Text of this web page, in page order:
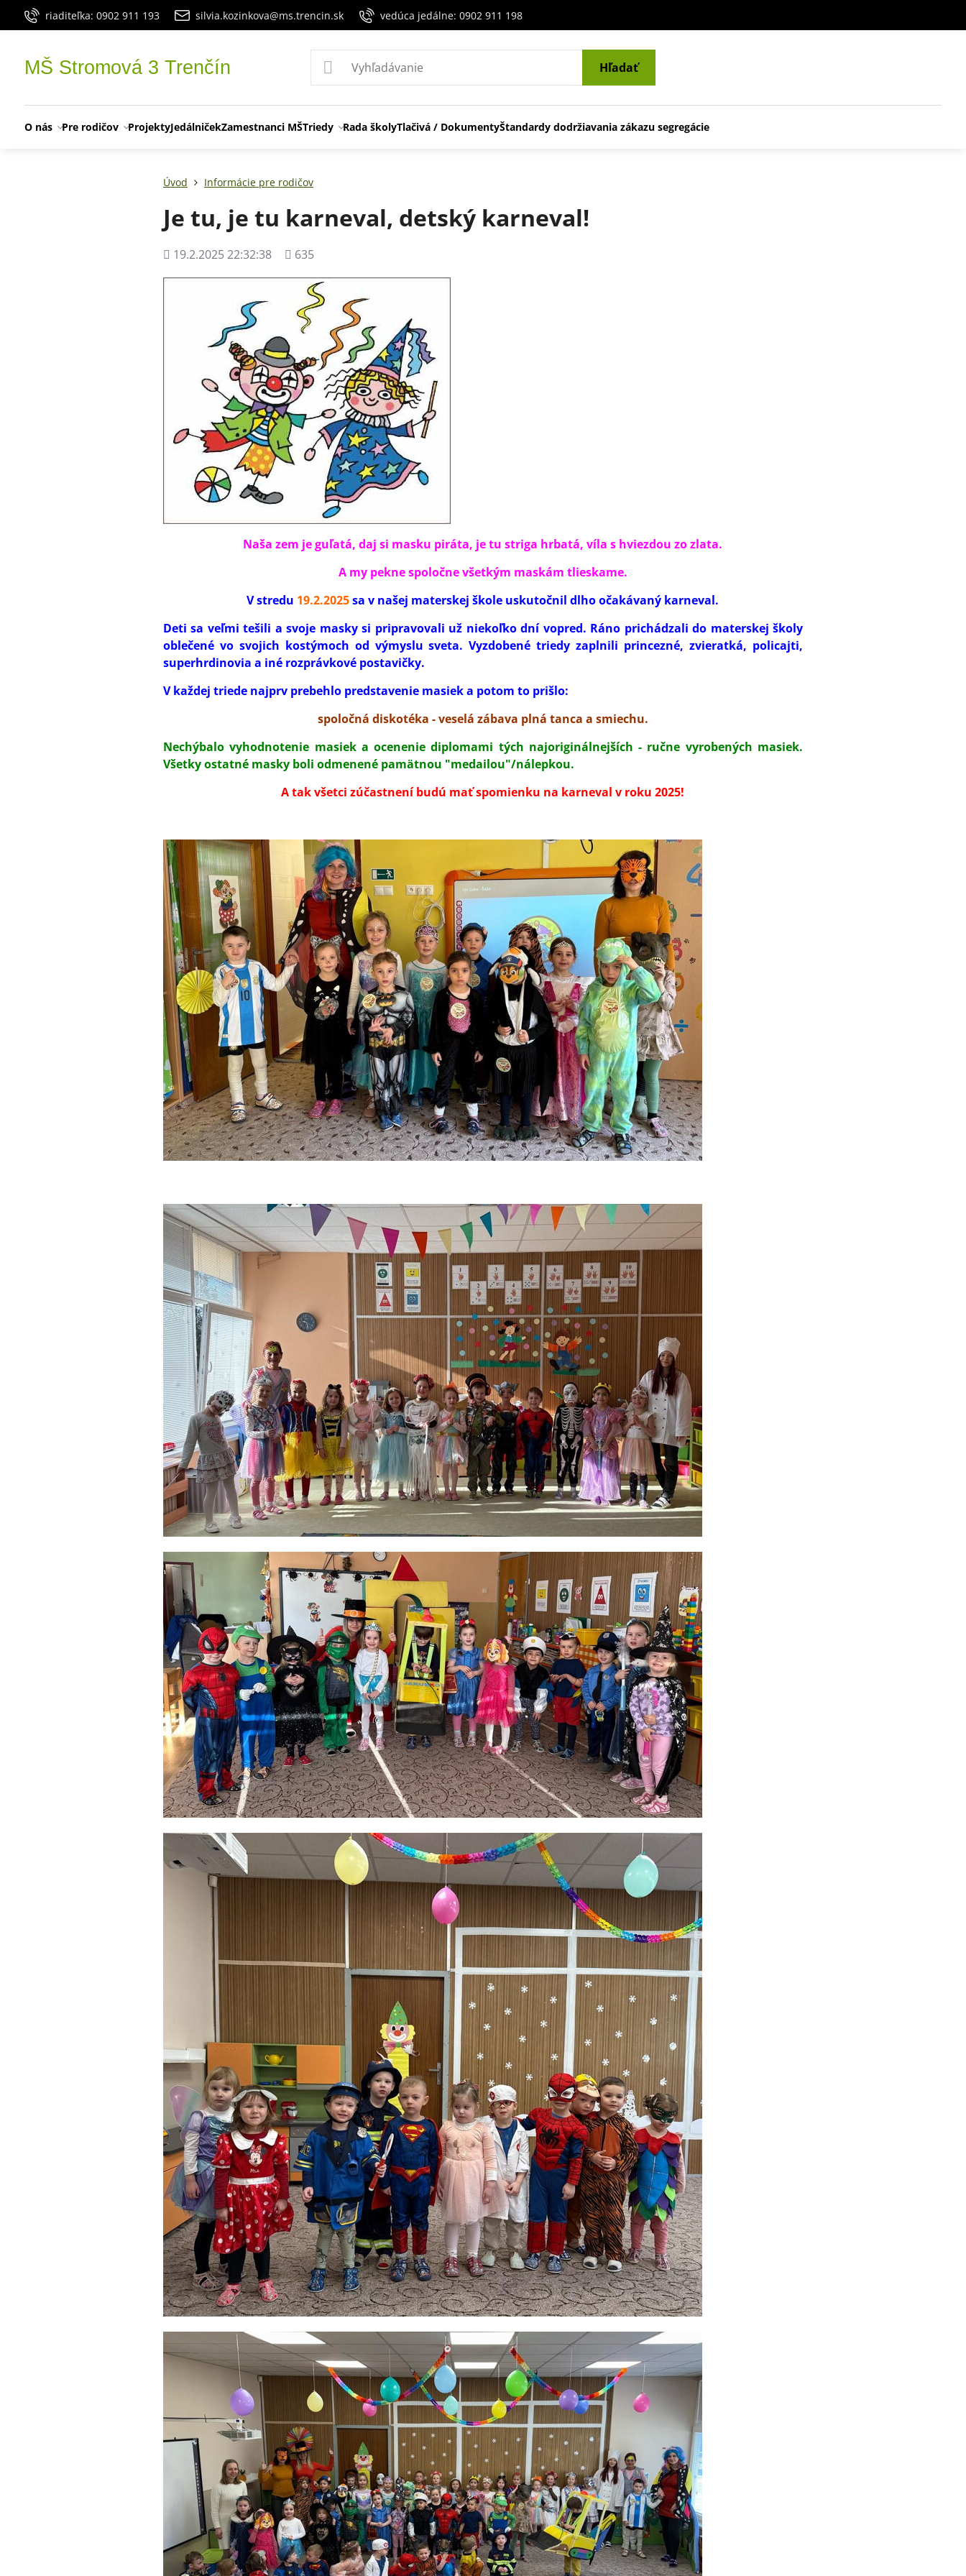
riaditeľka: 0902 911 193 silvia.kozinkova@ms.trencin.sk vedúca jedálne: 0902 911 198
MŠ Stromová 3 Trenčín Hľadať
O nás Pre rodičov ProjektyJedálničekZamestnanci MŠTriedy Rada školyTlačivá / DokumentyŠtandardy dodržiavania zákazu segregácie
Úvod Informácie pre rodičov
Je tu, je tu karneval, detský karneval!
Pridané
19.2.2025 22:32:38
Počet
635
Naša zem je guľatá, daj si masku piráta, je tu striga hrbatá, víla s hviezdou zo zlata.
A my pekne spoločne všetkým maskám tlieskame.
V stredu 19.2.2025sa v našej materskej škole uskutočnil dlho očakávaný karneval.
Deti sa veľmi tešili a svoje masky si pripravovali už niekoľko dní vopred. Ráno prichádzali do materskej školy
oblečené vo svojich kostýmoch od výmyslu sveta. Vyzdobené triedy zaplnili princezné, zvieratká, policajti,
superhrdinovia a iné rozprávkové postavičky.
V každej triede najprv prebehlo predstavenie masiek a potom to prišlo:
spoločná diskotéka - veselá zábava plná tanca a smiechu.
Nechýbalo vyhodnotenie masiek a ocenenie diplomami tých najoriginálnejších - ručne vyrobených masiek.
Všetky ostatné masky boli odmenené pamätnou "medailou"/nálepkou.
A tak všetci zúčastnení budú mať spomienku na karneval v roku 2025!